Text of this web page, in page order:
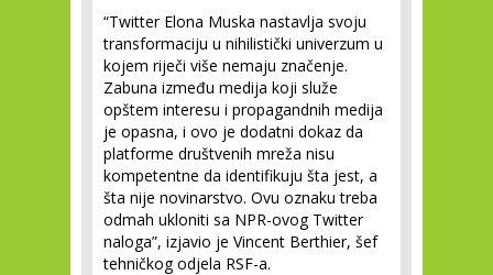
“Twitter Elona Muska nastavlja svoju
transformaciju u nihilistički univerzum u
kojem riječi više nemaju značenje.
Zabuna između medija koji služe
opštem interesu i propagandnih medija
je opasna, i ovo je dodatni dokaz da
platforme društvenih mreža nisu
kompetentne da identifikuju šta jest, a
šta nije novinarstvo. Ovu oznaku treba
odmah ukloniti sa NPR-ovog Twitter
naloga”, izjavio je Vincent Berthier, šef
tehničkog odjela RSF-a.